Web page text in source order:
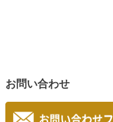
お問い合わせ